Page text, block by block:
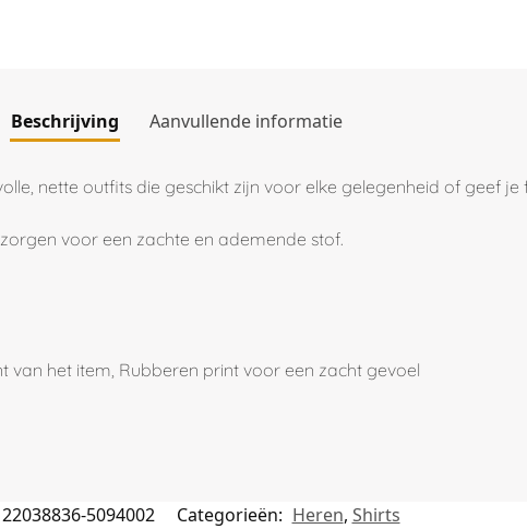
Beschrijving Aanvullende informatie
nette outfits die geschikt zijn voor elke gelegenheid of geef je
voor een zachte en ademende stof.
van het item, Rubberen print voor een zacht gevoel
22038836-5094002 Categorieën: Heren, Shirts